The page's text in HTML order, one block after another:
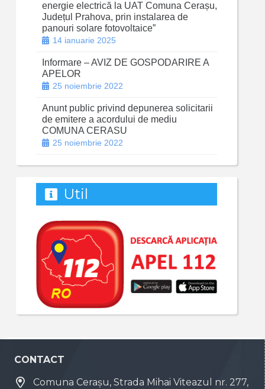
energie electrică la UAT Comuna Cerașu,
Județul Prahova, prin instalarea de
panouri solare fotovoltaice”
14 ianuarie 2025
Informare – AVIZ DE GOSPODARIRE A
APELOR
25 noiembrie 2022
Anunt public privind depunerea solicitarii
de emitere a acordului de mediu
COMUNA CERASU
25 noiembrie 2022
Util
CONTACT
Comuna Cerașu, Strada Mihai Viteazul nr. 277,